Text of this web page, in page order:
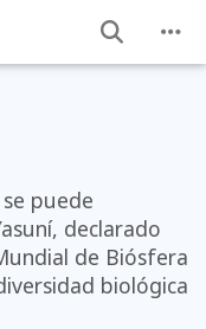
puede
declarado
de Biósfera
biológica